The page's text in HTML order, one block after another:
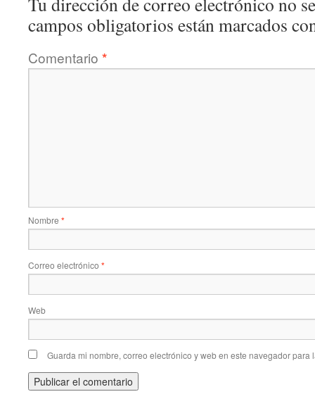
campos obligatorios están marcados
Comentario *
Nombre *
Correo electrónico *
Web
Guarda mi nombre, correo electrónico y web en este navegador para